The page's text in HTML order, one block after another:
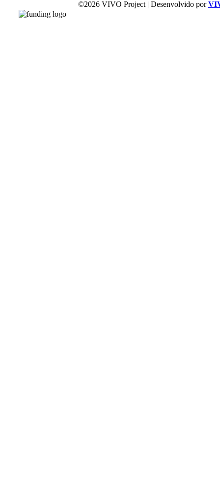
©2026 VIVO Project | Desenvolvido por